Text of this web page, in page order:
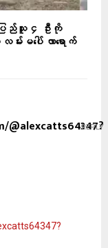
ည်သူ ၄ ဦးကို
မပေါ် လာရောက်
@alexcatts64347?
REPLY